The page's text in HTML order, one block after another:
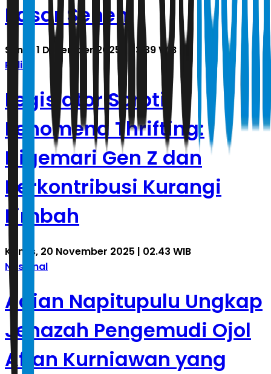
Pasar Senen
Senin, 1 Desember 2025 | 03.39 WIB
Politik
Legislator Soroti
Fenomena Thrifting:
Digemari Gen Z dan
Berkontribusi Kurangi
Limbah
Kamis, 20 November 2025 | 02.43 WIB
Nasional
Adian Napitupulu Ungkap
Jenazah Pengemudi Ojol
Affan Kurniawan yang